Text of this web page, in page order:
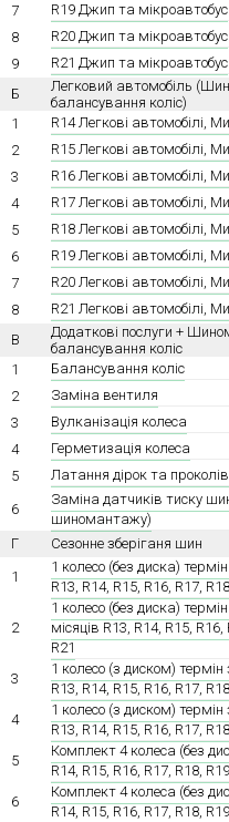
7
R19 Джип та мікроавтобус
8
R20 Джип та мікроавтобус
9
R21 Джип та мікроавтобус
Б
Легковий автомобіль
балансування коліс)
1
R14 Легкові автомобілі,
2
R15 Легкові автомобілі,
3
R16 Легкові автомобілі,
4
R17 Легкові автомобілі,
5
R18 Легкові автомобілі,
6
R19 Легкові автомобілі,
7
R20 Легкові автомобілі,
8
R21 Легкові автомобілі,
В
Додаткові послуги +
балансування коліс
1
Балансування коліс
2
Заміна вентиля
3
Вулканізація колеса
4
Герметизація колеса
5
Латання дірок та проколів
6
Заміна датчиків тиску
шиномантажу)
Г
Сезонне зберіганя шин
1
1 колесо (без диска)
R13, R14, R15, R16, R17,
2
1 колесо (без диска)
місяців R13, R14, R15, R16,
R21
3
1 колесо (з диском) термін
R13, R14, R15, R16, R17,
4
1 колесо (з диском) термін
R13, R14, R15, R16, R17,
5
Комплект 4 колеса (без
R14, R15, R16, R17, R18,
6
Комплект 4 колеса (без
R14, R15, R16, R17, R18,